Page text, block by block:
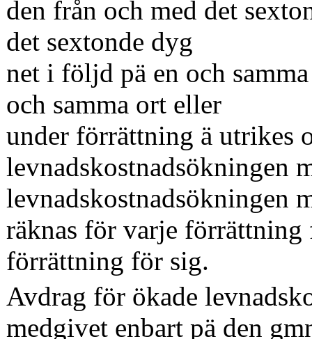
den från och med det
det sextonde dyg­
net i följd pä en och
och samma ort eller
under förrättning ä utrikes
levnadskostnadsökningen
levnadskostnadsökningen
räknas för varje förrättning
förrättning för sig.
Avdrag för ökade
medgivet enbart pä den